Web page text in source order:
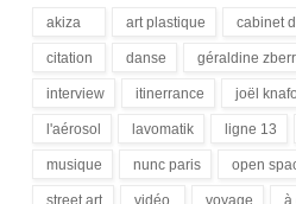
akiza
(21)
art plastique
(28)
cabinet
(12)
citation
(18)
danse
(1)
géraldine
interview
(15)
itinerrance
(16)
joël knafo
(3)
l'aérosol
(14)
lavomatik
(31)
ligne 13
(4)
musique
(13)
nunc paris
(5)
open
(1)
street art vidéo voyage à